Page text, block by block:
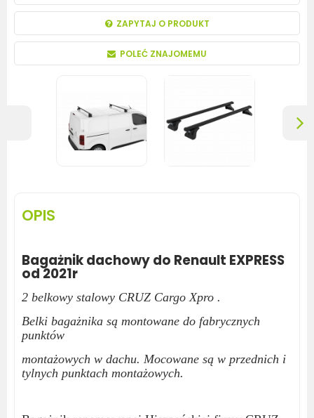
ZAPYTAJ O PRODUKT
POLEĆ ZNAJOMEMU
OPIS
Bagażnik dachowy do Renault EXPRESS
od 2021r
2 belkowy stalowy CRUZ Cargo Xpro .
Belki bagażnika są montowane do fabrycznych
punktów
montażowych w dachu. Mocowane są w przednich i
tylnych punktach montażowych.